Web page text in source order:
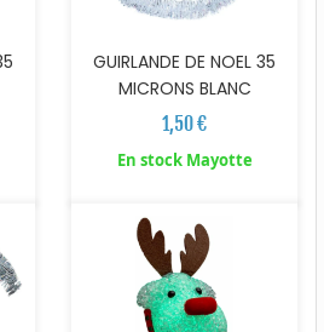
GUIRLANDE DE NOEL 35
MICRONS BLANC
1,50 €
En stock Mayotte